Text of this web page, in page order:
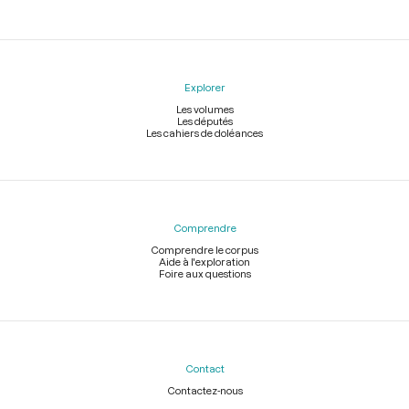
Explorer
Les volumes
Les députés
Les cahiers de doléances
Comprendre
Comprendre le corpus
Aide à l'exploration
Foire aux questions
Contact
Contactez-nous